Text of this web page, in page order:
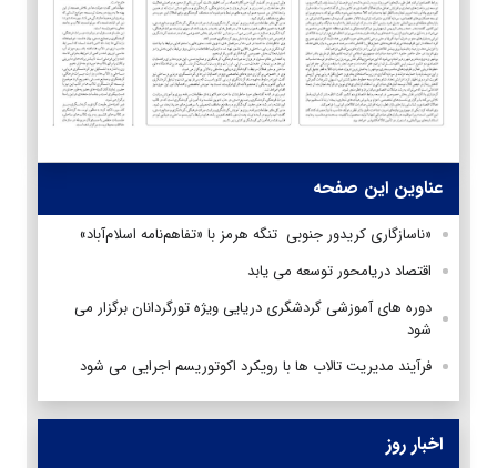
عناوین این صفحه
«ناسازگاری کریدور جنوبی تنگه هرمز با «تفاهم‌نامه اسلام‌آباد»
اقتصاد دریامحور توسعه می یابد
دوره های آموزشی گردشگری دریایی ویژه تورگردانان برگزار می
شود
فرآیند مدیریت تالاب ها با رویکرد اکوتوریسم اجرایی می شود
اخبار روز